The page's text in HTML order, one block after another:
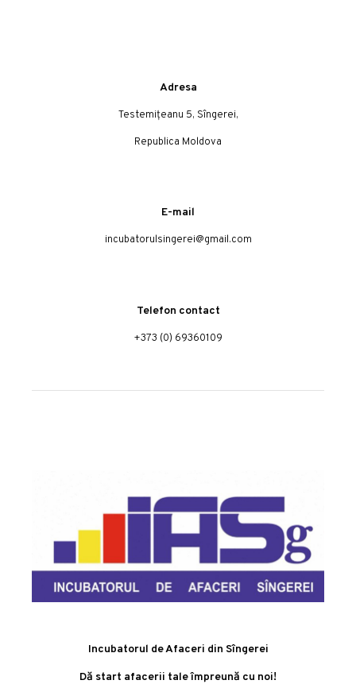
Adresa
Testemițeanu 5, Sîngerei,
Republica Moldova
E-mail
incubatorulsingerei@gmail.com
Telefon contact
+373 (0) 69360109
Incubatorul de Afaceri din Sîngerei
Dă start afacerii tale împreună cu noi!